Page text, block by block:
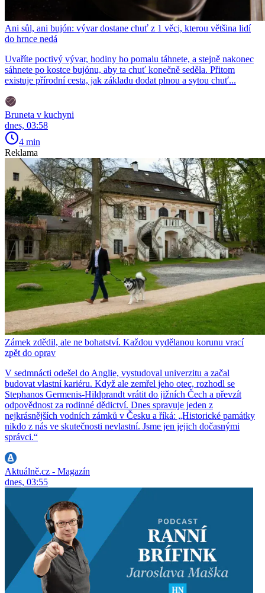
Ani sůl, ani bujón: vývar dostane chuť z 1 věci, kterou většina lidí
do hrnce nedá
Uvaříte poctivý vývar, hodiny ho pomalu táhnete, a stejně nakonec
sáhnete po kostce bujónu, aby ta chuť konečně seděla. Přitom
existuje přírodní cesta, jak základu dodat plnou a sytou chuť...
Bruneta v kuchyni
dnes, 03:58
4 min
Reklama
Zámek zdědil, ale ne bohatství. Každou vydělanou korunu vrací
zpět do oprav
V sedmnácti odešel do Anglie, vystudoval univerzitu a začal
budovat vlastní kariéru. Když ale zemřel jeho otec, rozhodl se
Stephanos Germenis-Hildprandt vrátit do jižních Čech a převzít
odpovědnost za rodinné dědictví. Dnes spravuje jeden z
nejkrásnějších vodních zámků v Česku a říká: „Historické památky
nikdo z nás ve skutečnosti nevlastní. Jsme jen jejich dočasnými
správci.“
Aktuálně.cz - Magazín
dnes, 03:55